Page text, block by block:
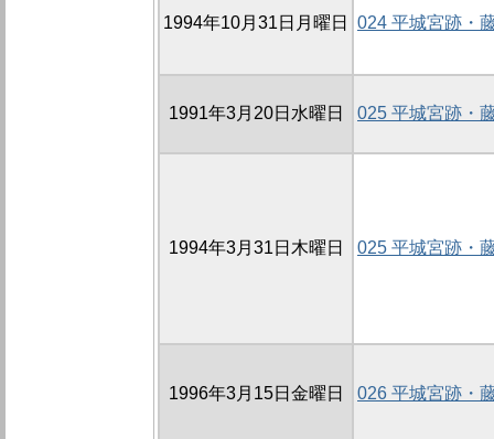
1994年10月31日月曜日 024 平城宮跡・
1991年3月20日水曜日 025 平城宮跡・
1994年3月31日木曜日 025 平城宮跡・
1996年3月15日金曜日 026 平城宮跡・